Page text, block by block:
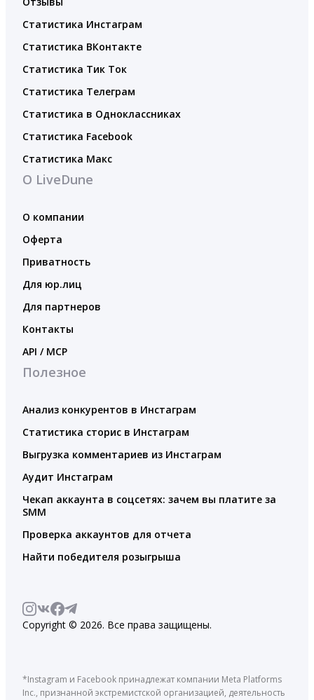
Статистика Инстаграм
Статистика ВКонтакте
Статистика Тик Ток
Статистика Телеграм
Статистика в Одноклассниках
Статистика Facebook
Статистика Макс
О LiveDune
О компании
Оферта
Приватность
Для юр.лиц
Для партнеров
Контакты
API / MCP
Полезное
Анализ конкурентов в Инстаграм
Статистика сторис в Инстаграм
Выгрузка комментариев из Инстаграм
Аудит Инстаграм
Чекап аккаунта в соцсетях: зачем вы платите за
SMM
Проверка аккаунтов для отчета
Найти победителя розыгрыша
Copyright © 2026. Все права защищены.
*Instagram и Facebook принадлежат компании Meta Platforms
Inc., признанной экстремистской организацией, деятельность